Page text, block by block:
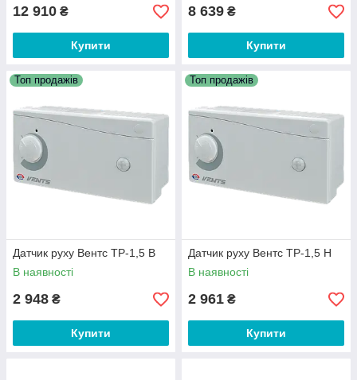
12 910 ₴
Купити
8 639 ₴
Купити
Топ продажів
Датчик руху Вентс ТР-1,5 В
В наявності
2 948 ₴
Купити
Топ продажів
Датчик руху Вентс ТР-1,5 Н
В наявності
2 961 ₴
Купити